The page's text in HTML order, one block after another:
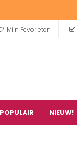
Mijn Favorieten
POPULAIR NIEUW!